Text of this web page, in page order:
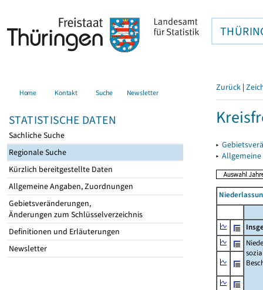
Home Kontakt Suche Newsletter
STATISTISCHE DATEN
Sachliche Suche
Regionale Suche
Kürzlich bereitgestellte Daten
Allgemeine Angaben, Zuordnungen
Gebietsveränderungen,
Änderungen zum Schlüsselverzeichnis
Definitionen und Erläuterungen
Newsletter
Zurück |
▸
▸